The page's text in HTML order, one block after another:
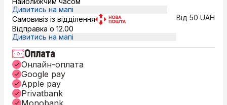
Дивитись на мапі
Самовивіз із відділення
Відправка о 12.00
Дивитись на мапі
Від 50 UAH
Оплата
Онлайн-оплата
Google pay
Apple pay
Privatbank
Monobank